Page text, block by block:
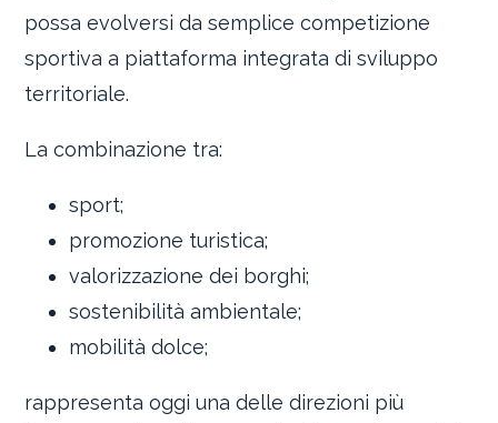
possa evolversi da semplice competizione
sportiva a piattaforma integrata di sviluppo
territoriale.
La combinazione tra:
sport;
promozione turistica;
valorizzazione dei borghi;
sostenibilità ambientale;
mobilità dolce;
rappresenta oggi una delle direzioni più